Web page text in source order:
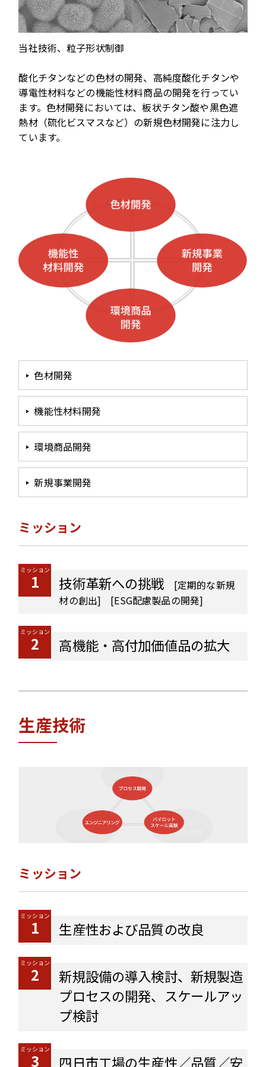
当社技術、粒子形状制御
酸化チタンなどの色材の開発、高純度酸化チタンや
導電性材料などの機能性材料商品の開発を行ってい
ます。色材開発においては、板状チタン酸や黒色遮
熱材（硫化ビスマスなど）の新規色材開発に注力し
ています。
色材開発
機能性材料開発
環境商品開発
新規事業開発
ミッション
ミッション
1 技術革新への挑戦 [定期的な新規
材の創出] [ESG配慮製品の開発]
ミッション
2 高機能・高付加価値品の拡大
生産技術
ミッション
ミッション
1 生産性および品質の改良
ミッション
2
新規設備の導入検討、新規製造
プロセスの開発、スケールアッ
プ検討
ミッション
3 四日市工場の生産性／品質／安